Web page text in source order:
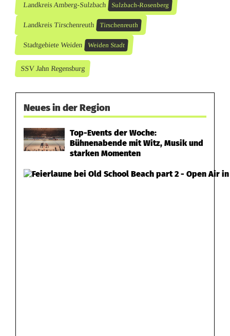
Landkreis Amberg-Sulzbach Sulzbach-Rosenberg
Landkreis Tirschenreuth Tirschenreuth
Stadtgebiete Weiden Weiden Stadt
SSV Jahn Regensburg
Neues in der Region
Top-Events der Woche:
Bühnenabende mit Witz, Musik und
starken Momenten